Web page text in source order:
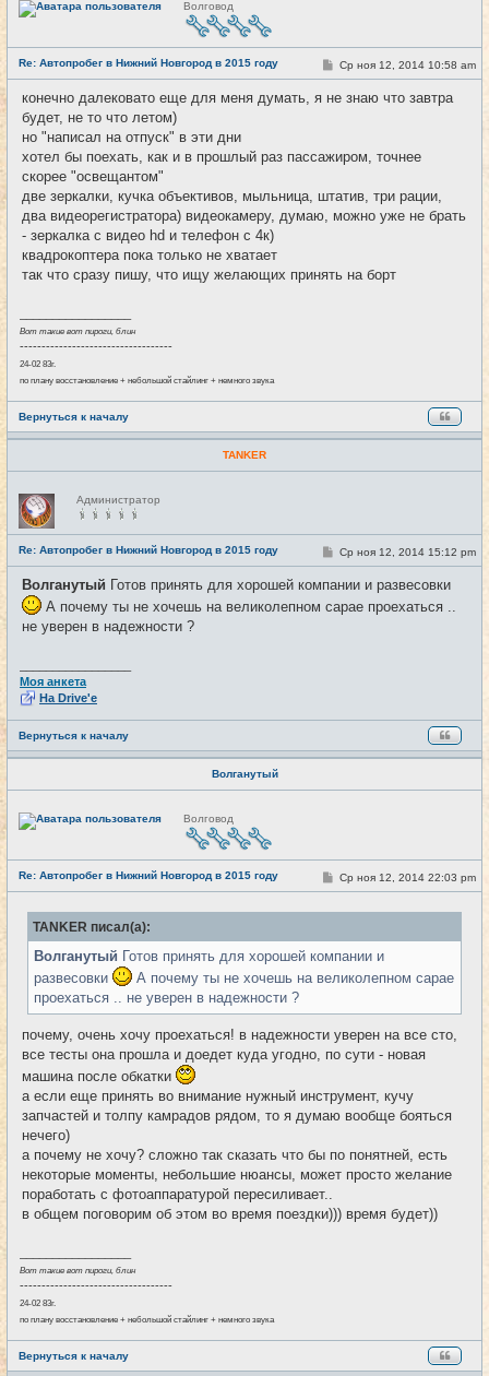
е
е
т
и
Волговод
Re: Автопробег в Нижний Новгород в 2015 году #12
С
о
б
и
Ср ноя 12, 2014 10:58 am
конечно далековато еще для меня думать, я не знаю что завтра
будет, не то что летом)
но "написал на отпуск" в эти дни
хотел бы поехать, как и в прошлый раз пассажиром, точнее
скорее "освещантом"
две зеркалки, кучка объективов, мыльница, штатив, три рации,
два видеорегистратора) видеокамеру, думаю, можно уже не брать
- зеркалка с видео hd и телефон с 4к)
квадрокоптера пока только не хватает
так что сразу пишу, что ищу желающих принять на борт
Вот такие вот пироги, блин
-----------------------------------
24-02 83г.
по плану восстановление + небольшой стайлинг + немного звука
Вернуться к началу
TANKER
Н
е
в
с
е
т
и
Администратор
Re: Автопробег в Нижний Новгород в 2015 году #13
С
о
б
щ
Ср ноя 12, 2014 15:12 pm
Волганутый Готов принять для хорошей компании и развесовки
А почему ты не хочешь на великолепном сарае проехаться ..
не уверен в надежности ?
Моя анкета
На Drive'e
Вернуться к началу
Волганутый
Н
е
е
т
и
Волговод
Re: Автопробег в Нижний Новгород в 2015 году #14
С
о
б
е
н
е
Ср ноя 12, 2014 22:03 pm
TANKER писал(а):
Волганутый Готов принять для хорошей компании и
развесовки
А почему ты не хочешь на великолепном сарае
проехаться .. не уверен в надежности ?
почему, очень хочу проехаться! в надежности уверен на все сто,
все тесты она прошла и доедет куда угодно, по сути - новая
машина после обкатки
а если еще принять во внимание нужный инструмент, кучу
запчастей и толпу камрадов рядом, то я думаю вообще бояться
нечего)
а почему не хочу? сложно так сказать что бы по понятней, есть
некоторые моменты, небольшие нюансы, может просто желание
поработать с фотоаппаратурой пересиливает..
в общем поговорим об этом во время поездки))) время будет))
Вот такие вот пироги, блин
-----------------------------------
24-02 83г.
по плану восстановление + небольшой стайлинг + немного звука
Вернуться к началу